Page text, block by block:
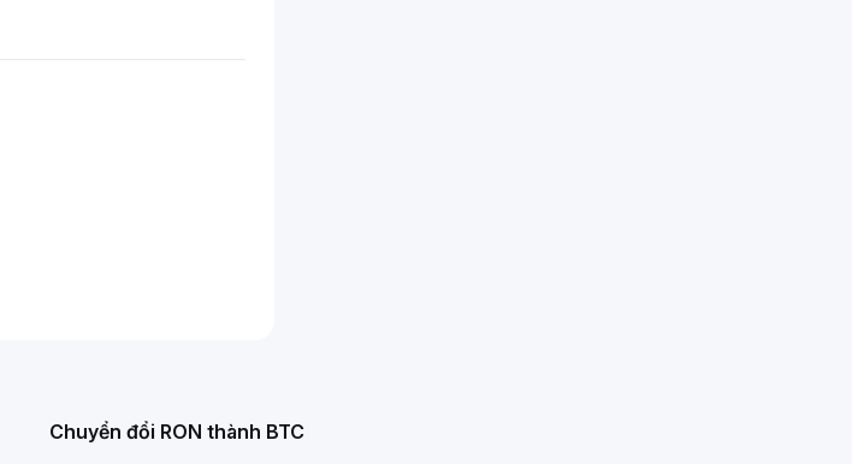
Chuyển đổi RON thành BTC